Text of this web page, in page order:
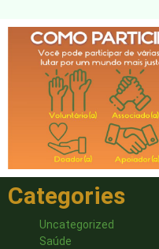
Categories
Uncategorized
Saúde